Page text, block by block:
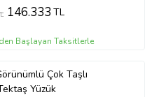
146.333TL
Başlayan Taksitlerle
Çok Taşlı
Yüzük